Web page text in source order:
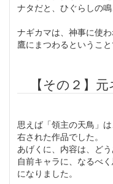
ナタだと、ひぐらしの
ナギカマは、神事に使わ
鷹にまつわるというこ
【その２】元
思えば「領主の天鳥」
右された作品でした。
あげくに、内容は、ど
自前キャラに、なるべ
になりました。